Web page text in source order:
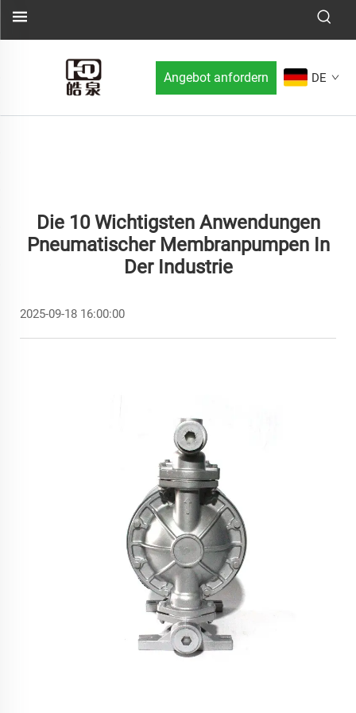
Angebot anfordern DE
Die 10 Wichtigsten Anwendungen
Pneumatischer Membranpumpen In
Der Industrie
2025-09-18 16:00:00